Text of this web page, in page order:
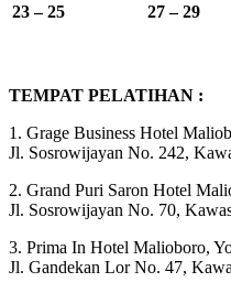
23 – 25
27 – 29
TEMPAT PELATIHAN :
1. Grage Business Hotel
Jl. Sosrowijayan No. 242,
2. Grand Puri Saron Hotel
Jl. Sosrowijayan No. 70,
3. Prima In Hotel Malioboro,
Jl. Gandekan Lor No. 47,